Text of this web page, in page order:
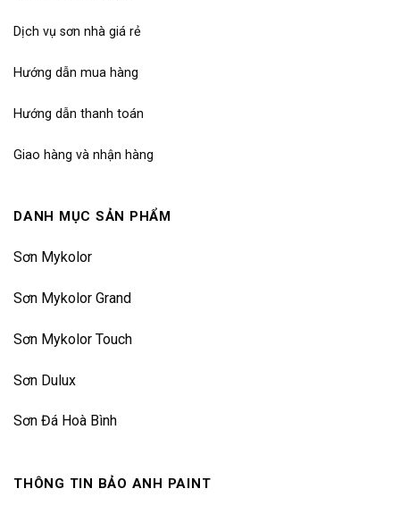
Dịch vụ sơn nhà giá rẻ
Hướng dẫn mua hàng
Hướng dẫn thanh toán
Giao hàng và nhận hàng
DANH MỤC SẢN PHẨM
Sơn Mykolor
Sơn Mykolor Grand
Sơn Mykolor Touch
Sơn Dulux
Sơn Đá Hoà Bình
THÔNG TIN BẢO ANH PAINT